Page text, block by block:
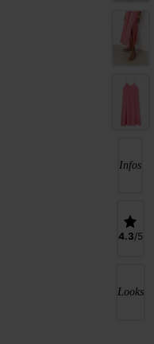
Infos
4.3
Looks